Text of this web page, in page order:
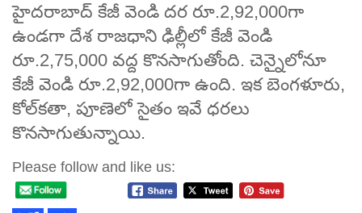
హైదరాబాద్‌ కేజీ వెండి దర రూ.2,92,000గా
ఉండగా దేశ రాజధాని ఢిల్లీలో కేజీ వెండి
రూ.2,75,000 వద్ద కొనసాగుతోంది. చెన్నైలోనూ
కేజీ వెండి రూ.2,92,000గా ఉంది. ఇక బెంగళూరు,
కోల్‌కతా, పూణెలో సైతం ఇవే ధరలు
కొనసాగుతున్నాయి.
Please follow and like us: